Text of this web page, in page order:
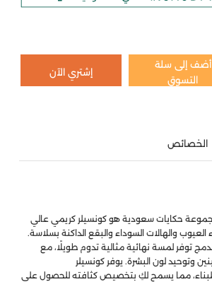
أضف إلى سلة
التسوق
إشتري الآن
الخصائص
حكايات سعودية هو كونسيلر كريمي عالي
والهالات السوداء والبقع الداكنة بسلاسة.
توفر لمسة نهائية مثالية تدوم طويلًا، مع
وتوحيد لون البشرة. يوفر كونسيلر
مما يسمح لكِ بتخصيص كثافته للحصول على